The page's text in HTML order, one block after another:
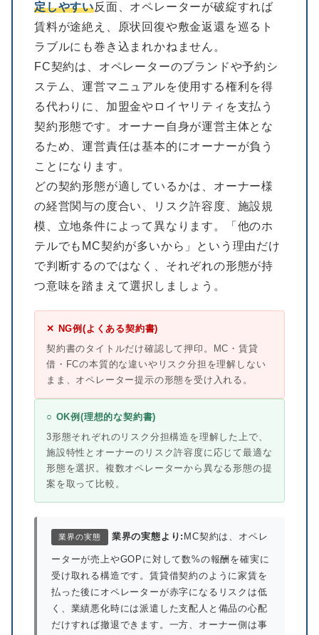
定しやすい反面、オペレーターが破綻すれば
賃料が途絶え、原状回復や敷金返還を巡るト
ラブルにも巻き込まれかねません。
FC契約は、オペレーターのブランドや予約シ
ステム、運営マニュアルを使用する権利を得
る代わりに、加盟金やロイヤリティを支払う
契約形態です。オーナー自身が運営主体とな
るため、運営責任は基本的にオーナーが負う
ことになります。
どの契約形態が適しているかは、オーナー様
の経営関与の度合い、リスク許容度、施設規
模、立地条件によって異なります。「他のホ
テルでもMC契約が多いから」という理由だけ
で判断するのではなく、それぞれの形態が持
つ意味を踏まえて選択しましょう。
✕ NG例(よくある契約書)
契約書のタイトルだけ確認して押印。MC・賃貸
借・FCの本質的な違いやリスク分担を理解しない
まま、オペレーター提示の形態を受け入れる。
○ OK例(理想的な契約書)
3形態それぞれのリスク分担構造を理解した上で、
施設特性とオーナーのリスク許容度に応じて最適な
形態を選択。複数オペレーターから異なる形態の提
案を取って比較。
業界の実態 業界の実態より: MC契約は、オペレ
ーターが売上やGOPに対して数%の報酬を確実に
受け取れる構造です。賃貸借契約のように家賃を
払った後にオペレーターが赤字になるリスクは低
く、業績悪化時には派遣した支配人と備品の心配
だけすれば撤退できます。一方、オーナー側は事